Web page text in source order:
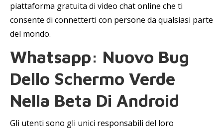
piattaforma gratuita di video chat online che ti
consente di connetterti con persone da qualsiasi parte
del mondo.
Whatsapp: Nuovo Bug
Dello Schermo Verde
Nella Beta Di Android
Gli utenti sono gli unici responsabili del loro